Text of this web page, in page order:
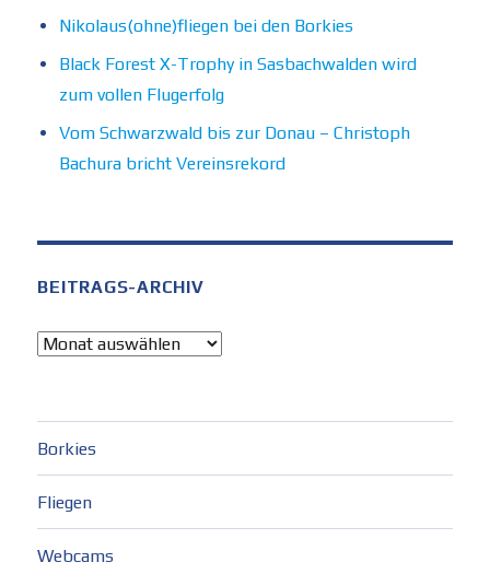
Nikolaus(ohne)fliegen bei den Borkies
Black Forest X-Trophy in Sasbachwalden wird
zum vollen Flugerfolg
Vom Schwarzwald bis zur Donau – Christoph
Bachura bricht Vereinsrekord
BEITRAGS-ARCHIV
Beitrags-
Borkies
Fliegen
Webcams